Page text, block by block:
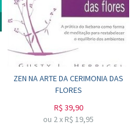
ZEN NA ARTE DA CERIMONIA DAS
FLORES
R$ 39,90
ou 2x R$ 19,95